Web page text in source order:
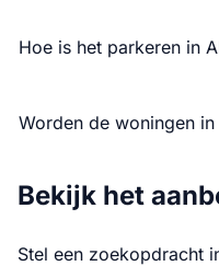
Hoe is het parkeren in
Worden de woningen
Bekijk het
Stel een zoekopdracht